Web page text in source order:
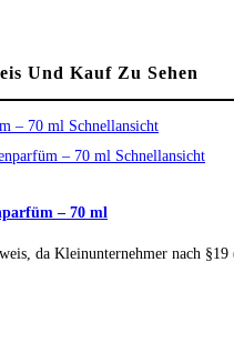
Und Kauf Zu Sehen
Schnellansicht
Schnellansicht
– 70 ml
da Kleinunternehmer nach